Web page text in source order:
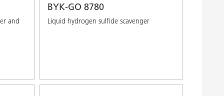
and
BYK-GO 8780
Liquid hydrogen sulfide scavenger